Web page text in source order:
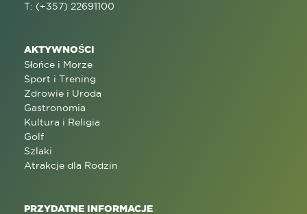
T: (+357) 22691100
AKTYWNOŚCI
Słońce i Morze
Sport i Trening
Zdrowie i Uroda
Gastronomia
Kultura i Religia
Golf
Szlaki
Atrakcje dla Rodzin
PRZYDATNE INFORMACJE